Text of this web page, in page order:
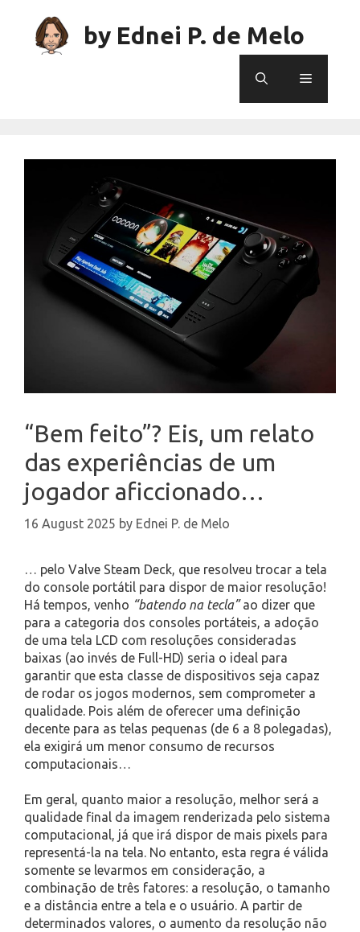
content
by Ednei P. de Melo
Menu
“Bem feito”? Eis, um relato
das experiências de um
jogador aficcionado…
16 August 2025 by Ednei P. de Melo
… pelo Valve Steam Deck, que resolveu trocar a tela
do console portátil para dispor de maior resolução!
Há tempos, venho “batendo na tecla”ao dizer que
para a categoria dos consoles portáteis, a adoção
de uma tela LCD com resoluções consideradas
baixas (ao invés de Full-HD) seria o ideal para
garantir que esta classe de dispositivos seja capaz
de rodar os jogos modernos, sem comprometer a
qualidade. Pois além de oferecer uma definição
decente para as telas pequenas (de 6 a 8 polegadas),
ela exigirá um menor consumo de recursos
computacionais…
Em geral, quanto maior a resolução, melhor será a
qualidade final da imagem renderizada pelo sistema
computacional, já que irá dispor de mais pixels para
representá-la na tela. No entanto, esta regra é válida
somente se levarmos em consideração, a
combinação de três fatores: a resolução, o tamanho
e a distância entre a tela e o usuário. A partir de
determinados valores, o aumento da resolução não